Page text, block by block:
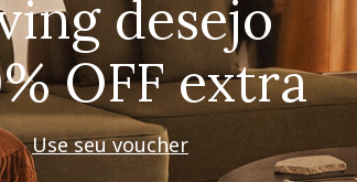
rituais
Grandes mudanças
Decorar